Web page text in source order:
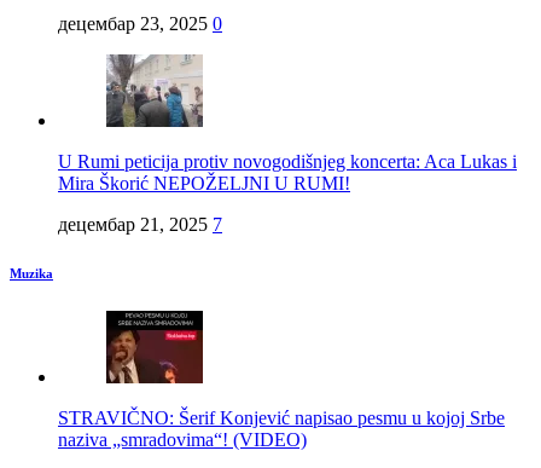
децембар 23, 2025 0
U Rumi peticija protiv novogodišnjeg koncerta: Aca Lukas i
Mira Škorić NEPOŽELJNI U RUMI!
децембар 21, 2025 7
Muzika
STRAVIČNO: Šerif Konjević napisao pesmu u kojoj Srbe
naziva „smradovima“! (VIDEO)